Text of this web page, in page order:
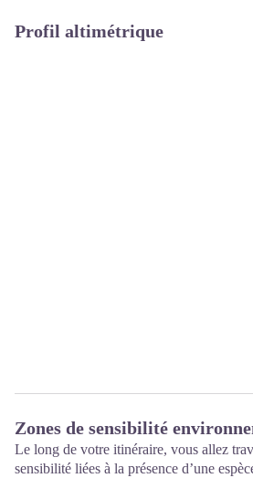
Profil altimétrique
Zones de sensibilité
Le long de votre itinéraire, vous allez
sensibilité liées à la présence d’une